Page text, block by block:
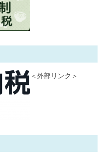
＜外部リンク＞